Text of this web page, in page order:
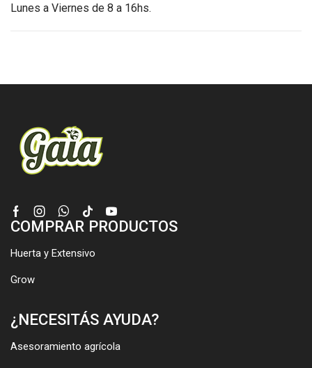
Lunes a Viernes de 8 a 16hs.
FacebookInstagramWhatsapp
Tik- Youtube
COMPRAR PRODUCTOS
Huerta y Extensivo
Grow
¿NECESITÁS AYUDA?
Asesoramiento agrícola